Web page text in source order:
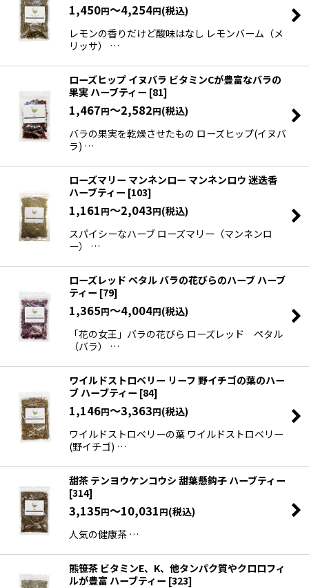
1,450円～4,254円(税込)
レモンの香りだけど酸味はなし レモンバーム（メ
リッサ） …
ローズヒップ イヌバラ ビタミンCが豊富なバラの
果実 ハーブティー [81]
1,467円～2,582円(税込)
バラの果実を乾燥させたもの ローズヒップ(イヌバ
ラ) …
ローズマリー マンネンロー マンネンロウ 迷迭香
ハーブティー [103]
1,161円～2,043円(税込)
スパイシーなハーブ ローズマリー（マンネンロ
ー） …
ローズレッド ペタル バラの花びらのハーブ ハーブ
ティー [79]
1,365円～4,004円(税込)
「花の女王」バラの花びら ローズレッド ペタル
（バラ） …
ワイルドストロベリー リーフ 野イチゴの葉のハー
ブ ハーブティー [84]
1,146円～3,363円(税込)
ワイルドストロベリーの葉 ワイルドストロベリー
(野イチゴ) …
甜茶 テンヨウケンコウシ 甜葉懸鈎子 ハーブティー
[314]
3,135円～10,031円(税込)
人気の健康茶 …
熊笹茶 ビタミンE、K、他タンパク質やクロロフィ
ルが豊富 ハーブティー [323]